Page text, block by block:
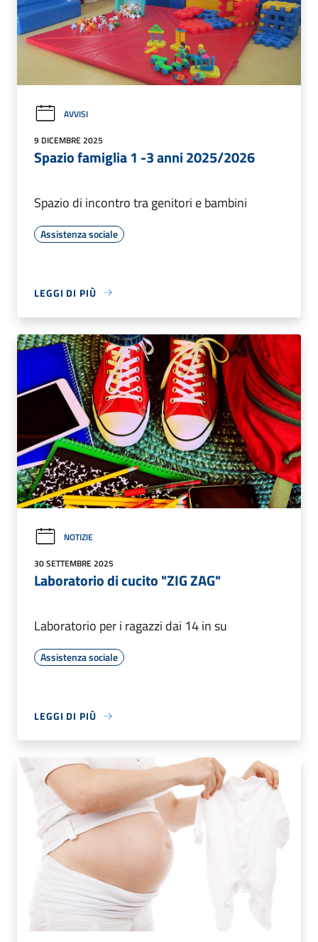
AVVISI
9 DICEMBRE 2025
Spazio famiglia 1 -3 anni 2025/2026
Spazio di incontro tra genitori e bambini
Assistenza sociale
LEGGI DI PIÙ
NOTIZIE
30 SETTEMBRE 2025
Laboratorio di cucito "ZIG ZAG"
Laboratorio per i ragazzi dai 14 in su
Assistenza sociale
LEGGI DI PIÙ